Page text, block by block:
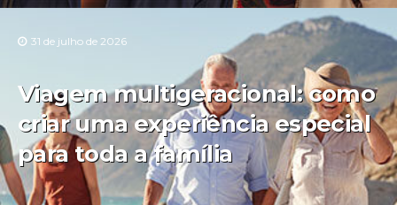
31 de julho de 2026
Viagem multigeracional: como
criar uma experiência especial
para toda a família